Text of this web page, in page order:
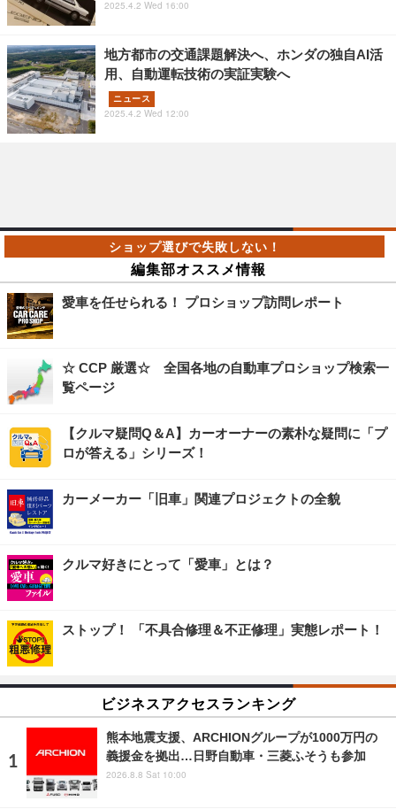
2025.4.2 Wed 16:00
地方都市の交通課題解決へ、ホンダの独自AI活
用、自動運転技術の実証実験へ
ニュース
2025.4.2 Wed 12:00
編集部オススメ情報
愛車を任せられる！ プロショップ訪問レポート
☆ CCP 厳選☆ 全国各地の自動車プロショップ検索一
覧ページ
【クルマ疑問Q＆A】カーオーナーの素朴な疑問に「プ
ロが答える」シリーズ！
カーメーカー「旧車」関連プロジェクトの全貌
クルマ好きにとって「愛車」とは？
ストップ！ 「不具合修理＆不正修理」実態レポート！
ビジネスアクセスランキング
熊本地震支援、ARCHIONグループが1000万円の
義援金を拠出…日野自動車・三菱ふそうも参加
2026.8.8 Sat 10:00